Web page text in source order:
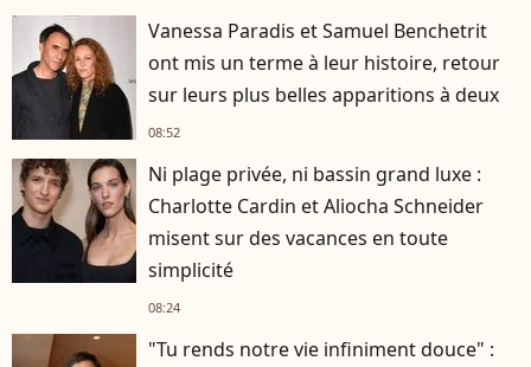
Vanessa Paradis et Samuel Benchetrit
ont mis un terme à leur histoire, retour
sur leurs plus belles apparitions à deux
08:52
Ni plage privée, ni bassin grand luxe :
Charlotte Cardin et Aliocha Schneider
misent sur des vacances en toute
simplicité
08:24
"Tu rends notre vie infiniment douce" :